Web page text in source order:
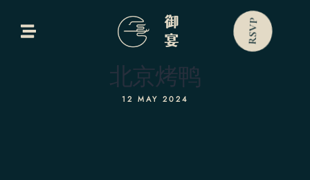
RSVP
北京烤鸭
12 MAY 2024
Us